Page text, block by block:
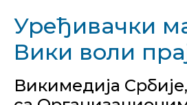
Уређивачки
Вики воли
Викимедија